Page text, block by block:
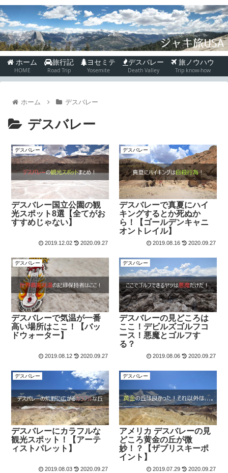
ホーム
HOME
旅行記
Road Trip
ヨセミテ
Yosemite
デスバレー
Death Valley
旅ノウハウ
Trip know-how
ホーム デスバレー
デスバレー
デスバレー
デスバレー国立公園の観
光スポット8選【全てがお
すすめじゃない】
2019.12.02 2020.09.27
デスバレー
デスバレーで真夏にハイ
キングするとか死ぬか
ら！【ゴールデンキャニ
オントレイル】
2019.08.16 2020.09.27
デスバレー
デスバレーで気温が一番
高い場所はここ！【バッ
ドウォーター】
2019.08.12 2020.09.27
デスバレー
デスバレーの見どころは
ここ！デビルズゴルフコ
ース！悪魔とゴルフす
る？
2019.08.06 2020.09.27
デスバレー
デスバレーにカラフルな
観光スポット！【アーテ
ィストパレット】
2019.08.03 2020.09.27
デスバレー
アメリカ デスバレーの見
どころ黄金の丘が微
妙！？【ザブリスキーポ
イント】
2019.07.29 2020.09.27